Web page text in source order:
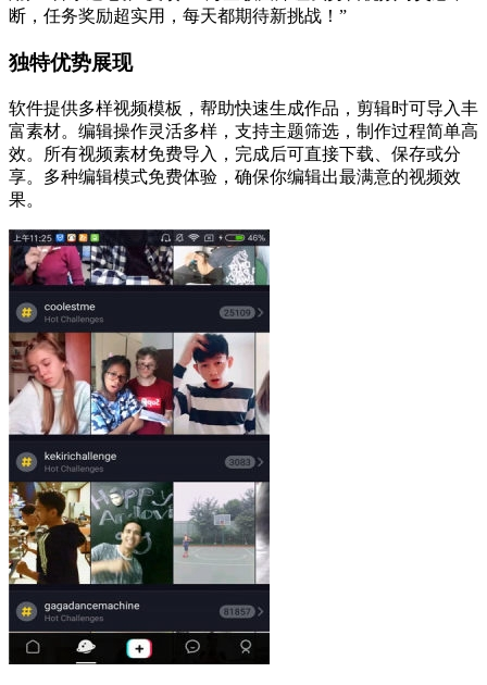
断，任务奖励超实用，每天都期待新挑战！”
独特优势展现
软件提供多样视频模板，帮助快速生成作品，剪辑时可导入丰
富素材。编辑操作灵活多样，支持主题筛选，制作过程简单高
效。所有视频素材免费导入，完成后可直接下载、保存或分
享。多种编辑模式免费体验，确保你编辑出最满意的视频效
果。